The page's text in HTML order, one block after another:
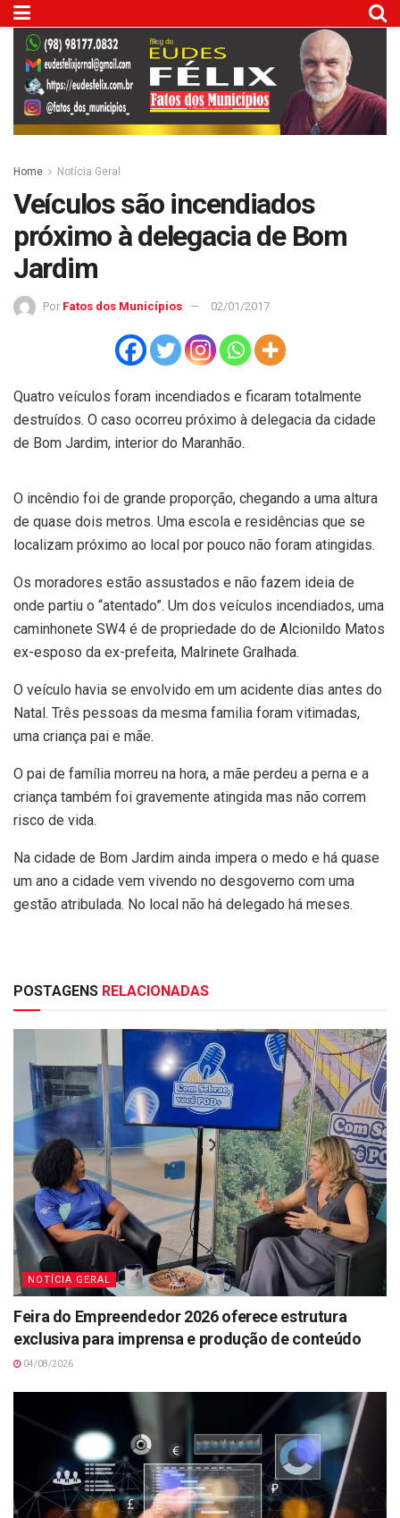
Home Notícia Geral
Veículos são incendiados
próximo à delegacia de Bom
Jardim
Por Fatos dos Municípios 02/01/2017
Quatro veículos foram incendiados e ficaram totalmente
destruídos. O caso ocorreu próximo à delegacia da cidade
de Bom Jardim, interior do Maranhão.
O incêndio foi de grande proporção, chegando a uma altura
de quase dois metros. Uma escola e residências que se
localizam próximo ao local por pouco não foram atingidas.
Os moradores estão assustados e não fazem ideia de
onde partiu o “atentado”. Um dos veículos incendiados, uma
caminhonete SW4 é de propriedade do de Alcionildo Matos
ex-esposo da ex-prefeita, Malrinete Gralhada.
O veículo havia se envolvido em um acidente dias antes do
Natal. Três pessoas da mesma familia foram vitimadas,
uma criança pai e mãe.
O pai de família morreu na hora, a mãe perdeu a perna e a
criança também foi gravemente atingida mas não correm
risco de vida.
Na cidade de Bom Jardim ainda impera o medo e há quase
um ano a cidade vem vivendo no desgoverno com uma
gestão atribulada. No local não há delegado há meses.
POSTAGENS RELACIONADAS
NOTÍCIA GERAL
Feira do Empreendedor 2026 oferece estrutura
exclusiva para imprensa e produção de conteúdo
04/08/2026